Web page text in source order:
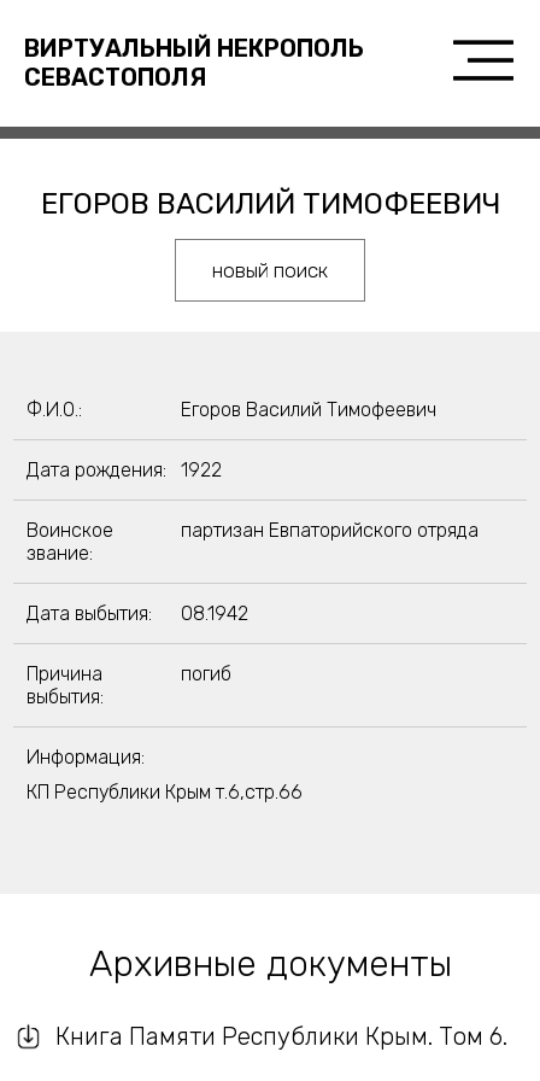
ВИРТУАЛЬНЫЙ НЕКРОПОЛЬ
СЕВАСТОПОЛЯ
ЕГОРОВ ВАСИЛИЙ ТИМОФЕЕВИЧ
новый поиск
Ф.И.О.: Егоров Василий Тимофеевич
Дата рождения: 1922
Воинское
звание:
партизан Евпаторийского отряда
Дата выбытия: 08.1942
Причина
выбытия:
погиб
Информация:
КП Республики Крым т.6,стр.66
Архивные документы
Книга Памяти Республики Крым. Том 6.